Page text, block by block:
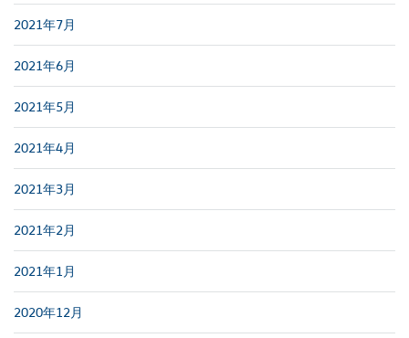
2021年7月
2021年6月
2021年5月
2021年4月
2021年3月
2021年2月
2021年1月
2020年12月